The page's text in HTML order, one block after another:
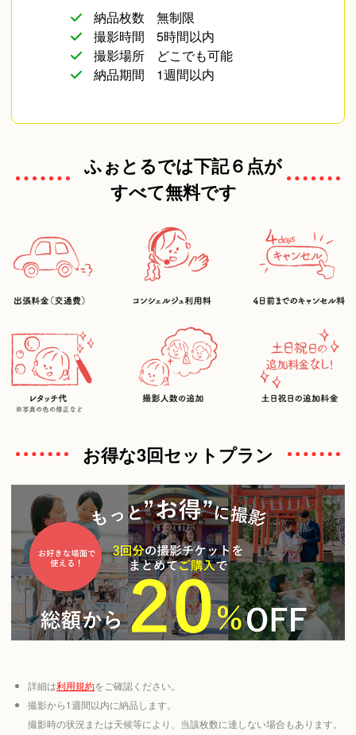
納品枚数
無制限
撮影時間
5時間以内
撮影場所
どこでも可能
納品期間
1週間以内
ふぉとるでは下記６点が
すべて無料です
お得な3回セットプラン
詳細は利用規約をご確認ください。
撮影から1週間以内に納品します。
撮影時の状況または天候等により、当該枚数に達しない場合もあります。